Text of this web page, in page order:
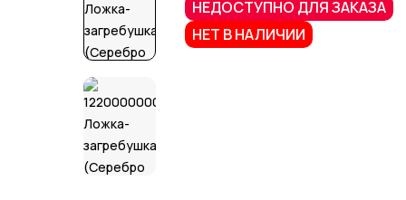
НЕДОСТУПНО ДЛЯ ЗАКАЗА
НЕТ В НАЛИЧИИ